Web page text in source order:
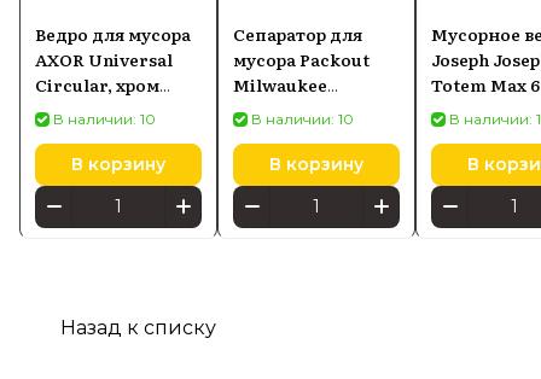
Ведро для мусора
AXOR Universal
Circular, хром
42872000
В наличии: 10
В корзину
Сепаратор для
мусора Packout
Milwaukee
4932498256
В наличии: 10
В корзину
Мусорное
Joseph
Totem Max
серый
В наличии:
В
Назад к списку